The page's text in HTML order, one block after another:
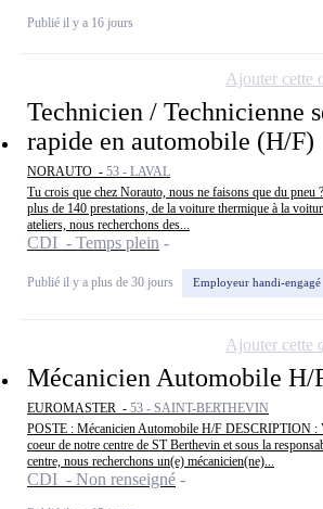
Publié il y a 16 jours
Technicien / Technicienne
rapide en automobile (H/F)
NORAUTO - 53 - LAVAL
Tu crois que chez Norauto, nous ne faisons que du pneu
plus de 140 prestations, de la voiture thermique à la
ateliers, nous recherchons des...
CDI - Temps plein
Publié il y a plus de 30 jours Employeur handi-engagé
Ajouter cette
Mécanicien Automobile H/
EUROMASTER - 53 - SAINT-BERTHEVIN
POSTE : Mécanicien Automobile H/F DESCRIPTION
coeur de notre centre de ST Berthevin et sous la
centre, nous recherchons un(e) mécanicien(ne)...
CDI - Non renseigné
Ajouter cette